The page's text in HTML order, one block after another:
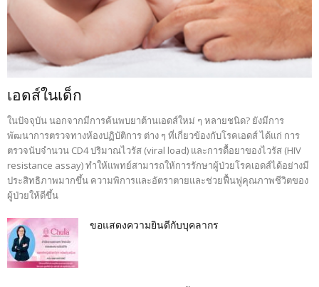
เอดส์ในเด็ก
ในปัจจุบัน นอกจากมีการค้นพบยาต้านเอดส์ใหม่ ๆ หลายชนิด? ยังมีการ
พัฒนาการตรวจทางห้องปฏิบัติการ ต่าง ๆ ที่เกี่ยวข้องกับโรคเอดส์ ได้แก่ การ
ตรวจนับจำนวน CD4 ปริมาณไวรัส (viral load) และการดื้อยาของไวรัส (HIV
resistance assay) ทำให้แพทย์สามารถให้การรักษาผู้ป่วยโรคเอดส์ได้อย่างมี
ประสิทธิภาพมากขึ้น ความพิการและอัตราตายและช่วยฟื้นฟูคุณภาพชีวิตของ
ผู้ป่วยให้ดีขึ้น
ขอแสดงความยินดีกับบุคลากร